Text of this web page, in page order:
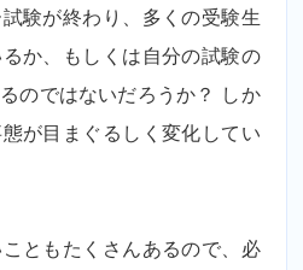
験が終わり、多くの受験生
か、もしくは自分の試験の
のではないだろうか？ しか
が目まぐるしく変化してい
ともたくさんあるので、必